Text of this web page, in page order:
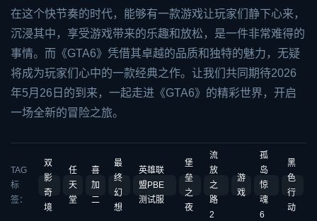
在这个快节奏的时代，能够有一款游戏让玩家们静下心来，
沉浸其中，享受游戏带来的乐趣和放松，是一件非常难得的
事情。而《GTA6》凭借其卓越的品质和独特的魅力，无疑
将成为玩家们心中的一款经典之作。让我们共同期待2026
年5月26日的到来，一起走进《GTA6》的精彩世界，开启
一场全新的冒险之旅。
TAG
标
签：
双
影
奇
境
任
天
堂
喜
加
二
最
终
幻
想
英雄联
盟PBE
测试服
堡
垒
之
夜
流
放
之
路
2
游
戏
孤
岛
惊
魂
6
黑
色
行
动